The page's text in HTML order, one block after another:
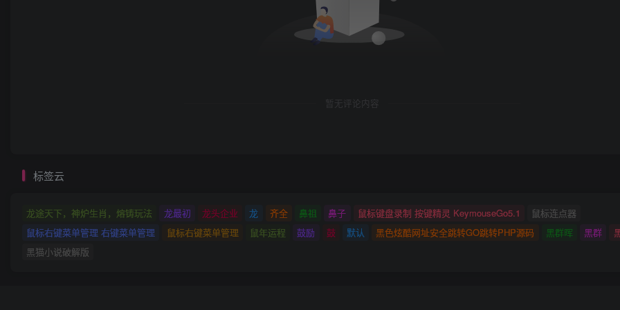
暂无评论内容
标签云
龙途天下，神炉生肖，熔铸玩法 龙最初 龙头企业 龙 齐全 鼻祖 鼻子 鼠标键盘录制 按键精灵 KeymouseGo5.1
鼠标连点器
鼠标右键菜单管理 右键菜单管理
鼠标右键菜单管理 鼠年运程 鼓励 鼓 默认 黑色炫酷网址安全跳转GO跳转PHP源码 黑群晖 黑群
黑猫小说破解版